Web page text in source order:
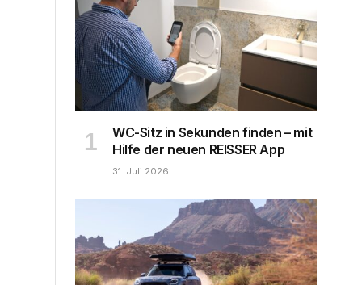
WC-Sitz in Sekunden finden – mit
Hilfe der neuen REISSER App
31. Juli 2026